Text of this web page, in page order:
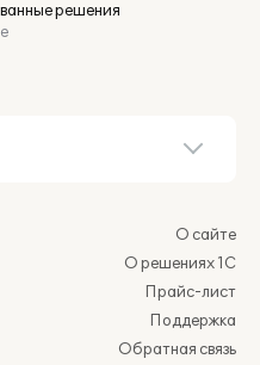
решения
О сайте
О решениях 1С
Прайс-лист
Поддержка
Обратная связь